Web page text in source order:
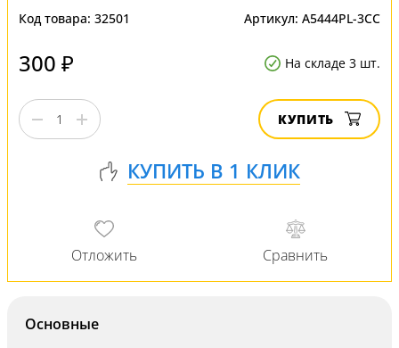
Код товара: 32501 Артикул: A5444PL-3CC
300 ₽ На складе 3 шт.
КУПИТЬ
Основные